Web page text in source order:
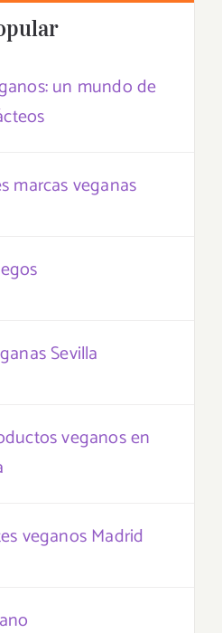
un mundo de
marcas veganas
Sevilla
veganos en
veganos Madrid